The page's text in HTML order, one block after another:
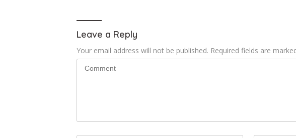
Leave a Reply
Your email address will not be published. Required fields are